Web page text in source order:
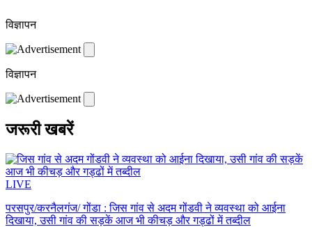
विज्ञापन
विज्ञापन
जरूरी खबरें
LIVE
परसपुर/करनैलगंज/ गोंडा : जिस गांव से अदम गोंडवी ने व्यवस्था को आईना
दिखाया, उसी गांव की सड़कें आज भी कीचड़ और गड्ढों में तब्दील